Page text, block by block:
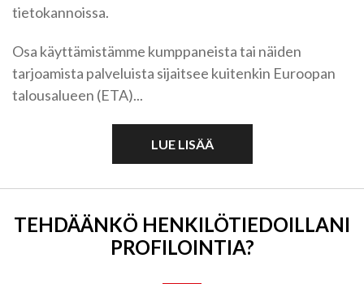
tietokannoissa.
Osa käyttämistämme kumppaneista tai näiden
tarjoamista palveluista sijaitsee kuitenkin Euroopan
talousalueen (ETA)...
LUE LISÄÄ
TEHDÄÄNKÖ HENKILÖ­TIEDOILLANI
PROFILOINTIA?